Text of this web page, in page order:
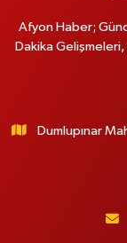
Afyon Haber;
Dakika Gelişmeleri,
Dumlupınar